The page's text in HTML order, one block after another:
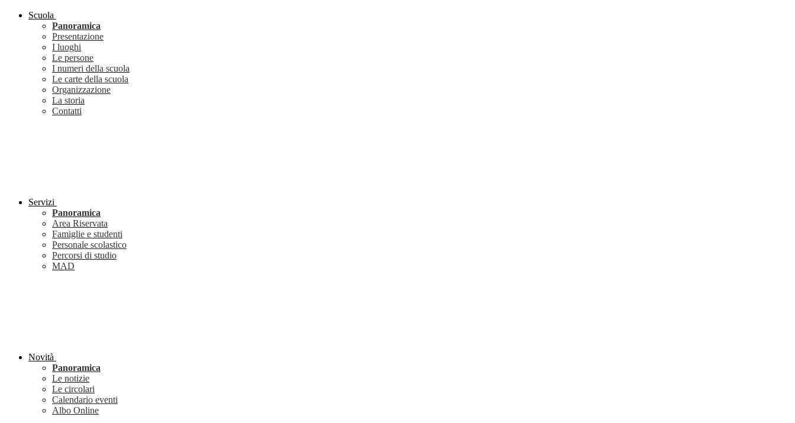
Scuola
Panoramica
Presentazione
I luoghi
Le persone
I numeri della scuola
Le carte della scuola
Organizzazione
La storia
Contatti
Servizi
Panoramica
Area Riservata
Famiglie e studenti
Personale scolastico
Percorsi di studio
MAD
Novità
Panoramica
Le notizie
Le circolari
Calendario eventi
Albo Online